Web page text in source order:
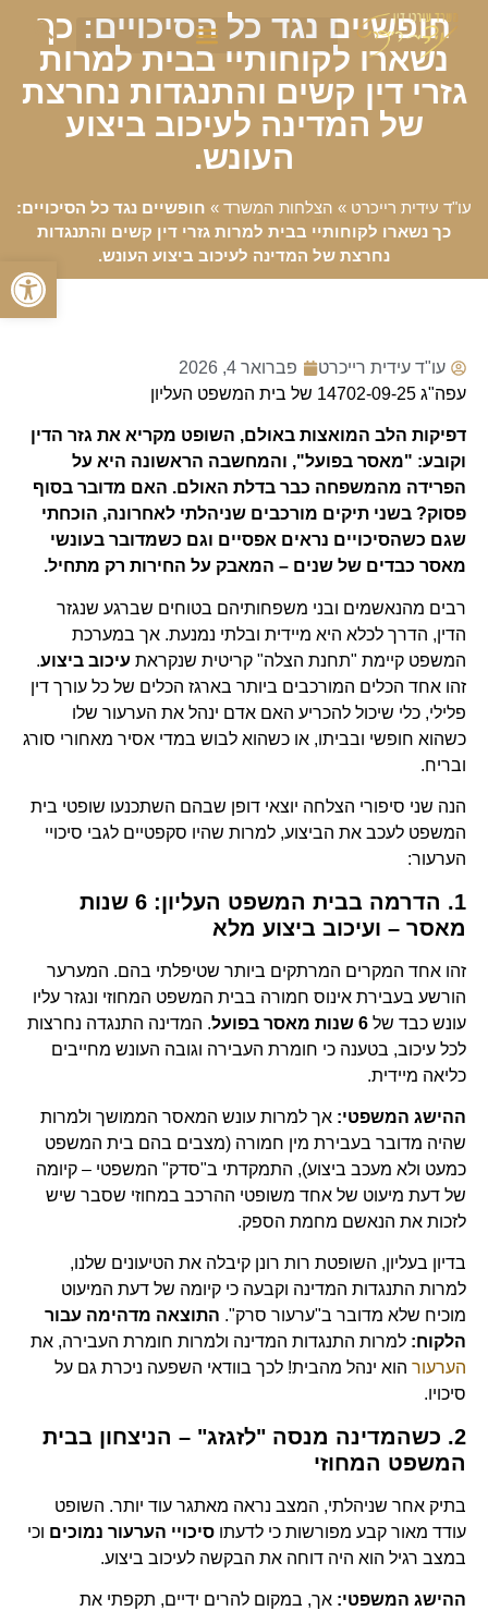
חופשיים נגד כל הסיכויים: כך
נשארו לקוחותיי בבית למרות
גזרי דין קשים והתנגדות נחרצת
של המדינה לעיכוב ביצוע
העונש.
עו"ד עידית רייכרט » הצלחות המשרד » חופשיים נגד כל הסיכויים:
כך נשארו לקוחותיי בבית למרות גזרי דין קשים והתנגדות
נחרצת של המדינה לעיכוב ביצוע העונש.
עו"ד עידית רייכרט
פברואר 4, 2026
עפה"ג 14702-09-25 של בית המשפט העליון
דפיקות הלב המואצות באולם, השופט מקריא את גזר הדין
וקובע: "מאסר בפועל", והמחשבה הראשונה היא על
הפרידה מהמשפחה כבר בדלת האולם. האם מדובר בסוף
פסוק? בשני תיקים מורכבים שניהלתי לאחרונה, הוכחתי
שגם כשהסיכויים נראים אפסיים וגם כשמדובר בעונשי
מאסר כבדים של שנים – המאבק על החירות רק מתחיל.
רבים מהנאשמים ובני משפחותיהם בטוחים שברגע שנגזר
הדין, הדרך לכלא היא מיידית ובלתי נמנעת. אך במערכת
המשפט קיימת "תחנת הצלה" קריטית שנקראת עיכוב ביצוע.
זהו אחד הכלים המורכבים ביותר בארגז הכלים של כל עורך דין
פלילי, כלי שיכול להכריע האם אדם ינהל את הערעור שלו
כשהוא חופשי ובביתו, או כשהוא לבוש במדי אסיר מאחורי סורג
ובריח.
הנה שני סיפורי הצלחה יוצאי דופן שבהם השתכנעו שופטי בית
המשפט לעכב את הביצוע, למרות שהיו סקפטיים לגבי סיכויי
הערעור:
1. הדרמה בבית המשפט העליון: 6 שנות
מאסר – ועיכוב ביצוע מלא
זהו אחד המקרים המרתקים ביותר שטיפלתי בהם. המערער
הורשע בעבירת אינוס חמורה בבית המשפט המחוזי ונגזר עליו
עונש כבד של 6 שנות מאסר בפועל
. המדינה התנגדה נחרצות
לכל עיכוב, בטענה כי חומרת העבירה וגובה העונש מחייבים
כליאה מיידית.
ההישג המשפטי: אך למרות עונש המאסר הממושך ולמרות
שהיה מדובר בעבירת מין חמורה (מצבים בהם בית המשפט
כמעט ולא מעכב ביצוע), התמקדתי ב"סדק" המשפטי – קיומה
של דעת מיעוט של אחד משופטי ההרכב במחוזי שסבר שיש
לזכות את הנאשם מחמת הספק.
בדיון בעליון, השופטת רות רונן קיבלה את הטיעונים שלנו,
למרות התנגדות המדינה וקבעה כי קיומה של דעת המיעוט
מוכיח שלא מדובר ב"ערעור סרק". התוצאה מדהימה עבור
הלקוח: למרות התנגדות המדינה ולמרות חומרת העבירה, את
הערעור הוא ינהל מהבית! לכך בוודאי השפעה ניכרת גם על
סיכויו.
2. כשהמדינה מנסה "לזגזג" – הניצחון בבית
המשפט המחוזי
בתיק אחר שניהלתי, המצב נראה מאתגר עוד יותר. השופט
עודד מאור קבע מפורשות כי לדעתו סיכויי הערעור נמוכים וכי
במצב רגיל הוא היה דוחה את הבקשה לעיכוב ביצוע.
ההישג המשפטי: אך, במקום להרים ידיים, תקפתי את
פתח